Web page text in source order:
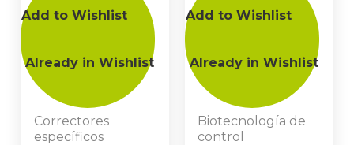
Add to Wishlist
Already in Wishlist
Correctores
específicos
Add to Wishlist
Already in Wishlist
Biotecnología de
control